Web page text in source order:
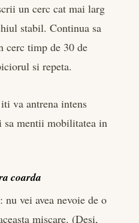
un cerc cat mai larg
stabil. Continua sa
cerc timp de 30 de
si repeta.
va antrena intens
sa mentii mobilitatea in
coarda
vei avea nevoie de o
miscare. (Desi,